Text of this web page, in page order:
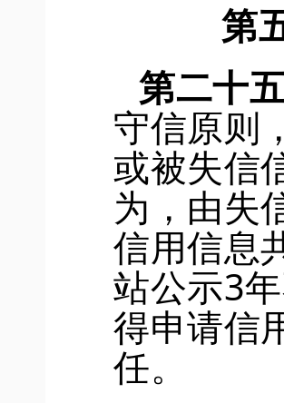
第
第二十
守信原则
或被失信
为，由失
信用信息
站公示3
得申请信
任。